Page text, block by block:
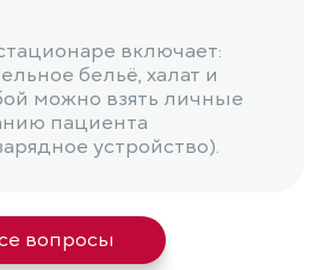
вопросы
включает:
бельё, халат и
можно взять личные
пациента
устройство).